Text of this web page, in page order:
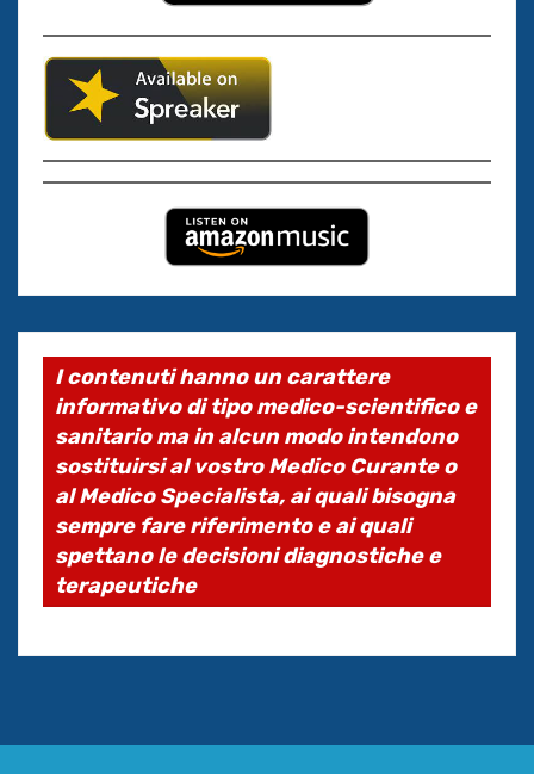
I contenuti hanno un carattere
informativo di tipo medico-scientifico e
sanitario ma in alcun modo intendono
sostituirsi al vostro Medico Curante o
al Medico Specialista, ai quali bisogna
sempre fare riferimento e ai quali
spettano le decisioni diagnostiche e
terapeutiche